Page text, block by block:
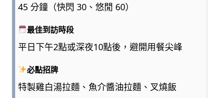
用，
45 分鐘（快閃 30、悠閒 60）
最佳到訪時段
平日下午2點或深夜10點後，避開用餐尖峰
必點招牌
特製雞白湯拉麵、魚介醬油拉麵、叉燒飯